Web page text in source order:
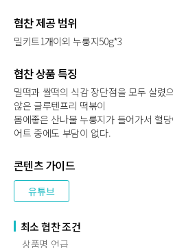
협찬 제공 범위
밀키트1개이외 누룽지50g*3
협찬 상품 특징
밀떡과 쌀떡의 식감 장단점을 모두 살렸
않은 글루텐프리 떡볶이
몸에좋은 산나물 누룽지가 들어가서 혈
어트 중에도 부담이 없다.
콘텐츠 가이드
유튜브
최소 협찬 조건
상품명 언급